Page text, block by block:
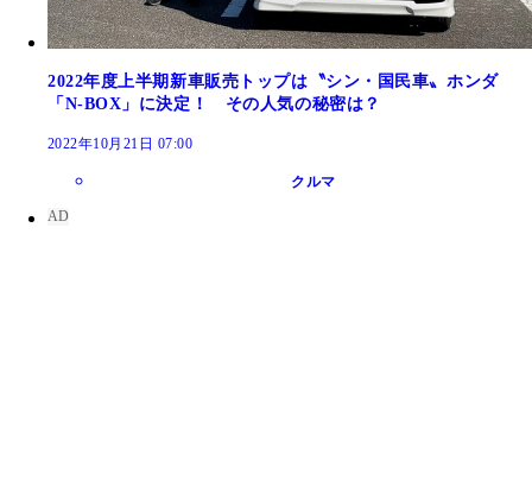
2022年度上半期新車販売トップは〝シン・国民車〟ホンダ
「N-BOX」に決定！ その人気の秘密は？
2022年10月21日 07:00
クルマ